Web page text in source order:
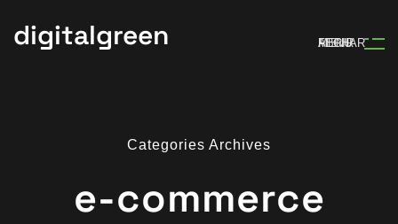
digitalgreen MENU
ABRIR
FECHAR
Categories Archives
e-commerce